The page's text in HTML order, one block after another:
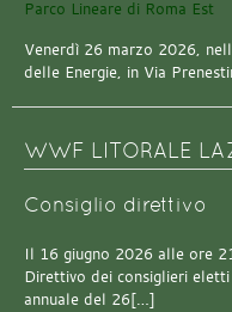
Venerdì 26 marzo 2026,
delle Energie, in Via
WWF LITORALE
Consiglio direttivo
Il 16 giugno 2026 alle ore
Direttivo dei consiglieri eletti
annuale del 26[…]